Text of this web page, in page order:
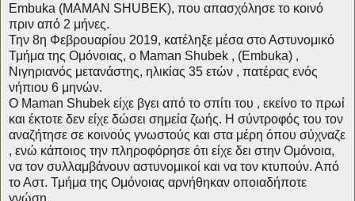
Embuka (ΜΑΜΑΝ SHUBEK), που απασχόλησε το κοινό
πριν από 2 μήνες.
Την 8η Φεβρουαρίου 2019, κατέληξε μέσα στο Αστυνομικό
Τμήμα της Ομόνοιας, ο Μaman Shubek , (Embuka) ,
Νιγηριανός μετανάστης, ηλικίας 35 ετών , πατέρας ενός
νήπιου 6 μηνών.
Ο Μaman Shubek είχε βγει από το σπίτι του , εκείνο το πρωί
και έκτοτε δεν είχε δώσει σημεία ζωής. Η σύντροφός του τον
αναζήτησε σε κοινούς γνωστούς και στα μέρη όπου σύχναζε
, ενώ κάποιος την πληροφόρησε ότι είχε δει στην Ομόνοια,
να τον συλλαμβάνουν αστυνομικοί και να τον κτυπούν. Από
το Αστ. Τμήμα της Ομόνοιας αρνήθηκαν οποιαδήποτε
γνώση.